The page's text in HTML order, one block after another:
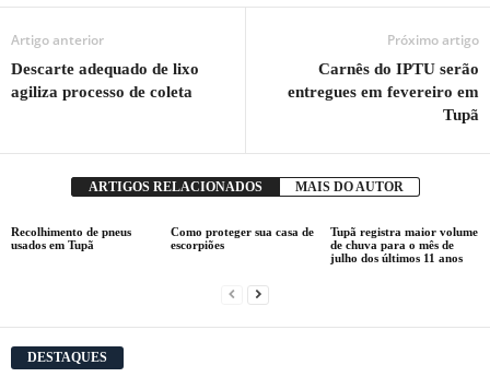
Artigo anterior
Descarte adequado de lixo
agiliza processo de coleta
Próximo artigo
Carnês do IPTU serão
entregues em fevereiro em
Tupã
ARTIGOS RELACIONADOS MAIS DO AUTOR
Recolhimento de pneus
usados em Tupã
Como proteger sua casa de
escorpiões
Tupã registra maior volume
de chuva para o mês de
julho dos últimos 11 anos
DESTAQUES